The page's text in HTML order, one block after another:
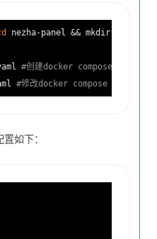
nezha-panel && mkdir nezha
#创建docker compose 配置
#修改docker compose 配置
如下：